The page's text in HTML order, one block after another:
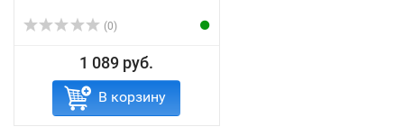
(0)
1 089 руб.
В корзину